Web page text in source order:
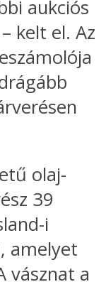
aukciós
kelt el. Az
olaj-
39
i
amelyet
vásznat a